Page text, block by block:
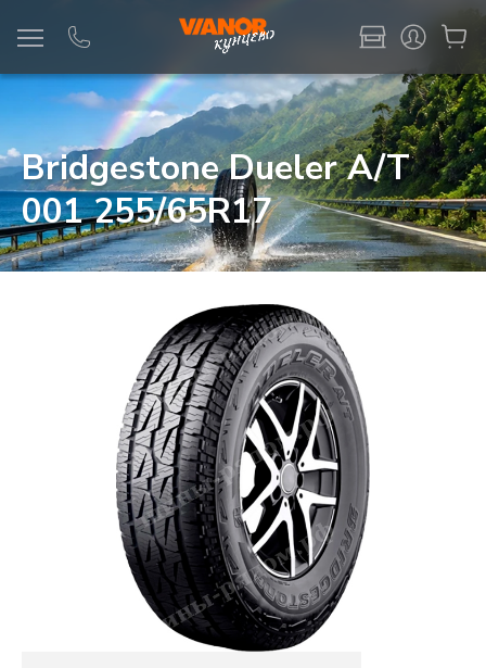
Bridgestone Dueler A/T
001 255/65R17
Информация Фото товара